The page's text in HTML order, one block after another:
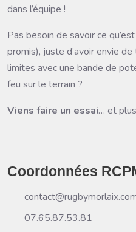
dans l’équipe ! ️
Pas besoin de savoir ce
promis), juste d’avoir envie
limites avec une bande de
feu sur le terrain ?
Viens faire un essai… et
Coordonnées
07.65.87.53.81